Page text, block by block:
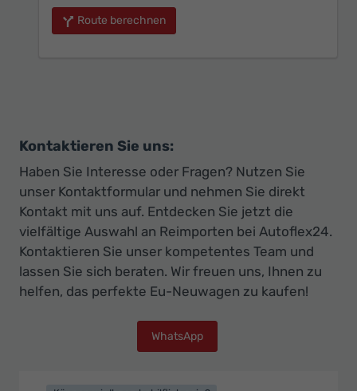
Route berechnen
Kontaktieren Sie uns:
Haben Sie Interesse oder Fragen? Nutzen Sie
unser Kontaktformular und nehmen Sie direkt
Kontakt mit uns auf. Entdecken Sie jetzt die
vielfältige Auswahl an Reimporten bei Autoflex24.
Kontaktieren Sie unser kompetentes Team und
lassen Sie sich beraten. Wir freuen uns, Ihnen zu
helfen, das perfekte Eu-Neuwagen zu kaufen!
WhatsApp